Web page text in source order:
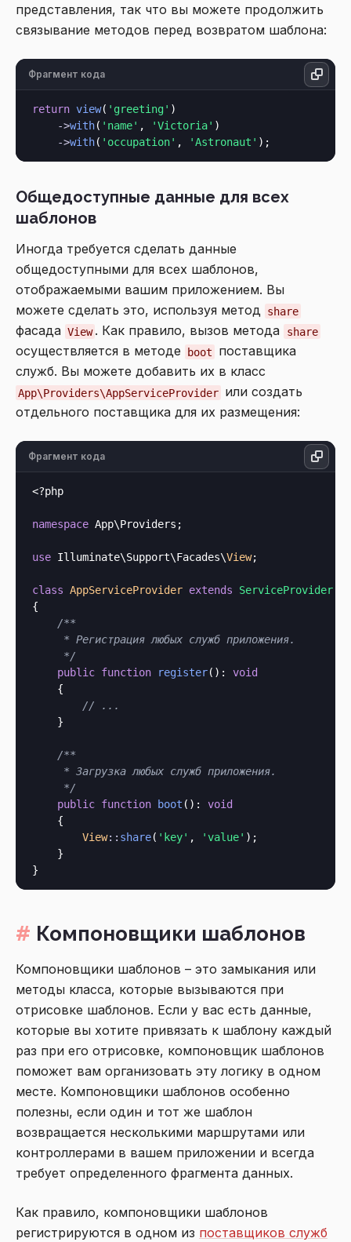
представления, так что вы можете продолжить
связывание методов перед возвратом шаблона:
Фрагмент кода
return view( 'greeting' )
->with( 'name' , 'Victoria' )
->with( 'occupation' , 'Astronaut'
Общедоступные данные для всех
шаблонов
Иногда требуется сделать данные
общедоступными для всех шаблонов,
отображаемыми вашим приложением. Вы
можете сделать это, используя метод share
фасада View . Как правило, вызов метода share
осуществляется в методе boot
поставщика
служб. Вы можете добавить их в класс
App\Providers\AppServiceProvider или создать
отдельного поставщика для их размещения:
Фрагмент кода
<?php
namespace App\Providers;
use Illuminate\Support\Facades\View;
class AppServiceProvider extends
ServiceProvider
{
/**
     * Регистрация любых служб приложения.
     */
public function register(): void
    {
// ...
    }
/**
     * Загрузка любых служб приложения.
     */
public function boot (): void
    {
View:: share( 'key' , 'value' );
    }
Компоновщики шаблонов
Компоновщики шаблонов – это замыкания или
методы класса, которые вызываются при
отрисовке шаблонов. Если у вас есть данные,
которые вы хотите привязать к шаблону каждый
раз при его отрисовке, компоновщик шаблонов
поможет вам организовать эту логику в одном
месте. Компоновщики шаблонов особенно
полезны, если один и тот же шаблон
возвращается несколькими маршрутами или
контроллерами в вашем приложении и всегда
требует определенного фрагмента данных.
Как правило, компоновщики шаблонов
регистрируются в одном из поставщиков служб